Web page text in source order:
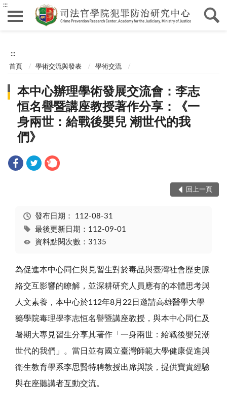
:::
:::
首頁 學術交流與發表 學術交流
本中心辦理學術發展交流會：李志
恒名譽暨講座教授著作分享：《一
身兩世：給戰後嬰兒 潮世代的我
們》
回上一頁
發布日期： 112-08-31
最後更新日期：112-09-01
資料點閱次數：3135
為促進本中心同仁與見習生對於毒品與臺灣社會歷史脈
絡交互影響的瞭解，並深耕研究人員應有的本體思考與
人文素養，本中心於112年8月22日邀請高雄醫學大學
藥學院毒理學李志恒名譽暨講座教授，與本中心同仁及
暑期大專見習生分享其著作「一身兩世：給戰後嬰兒潮
世代的我們」。當日並有國立臺灣師範大學健康促進與
衛生教育學系李思賢特聘教授出席與談，提供寶貴經驗
與在座聽講者互動交流。